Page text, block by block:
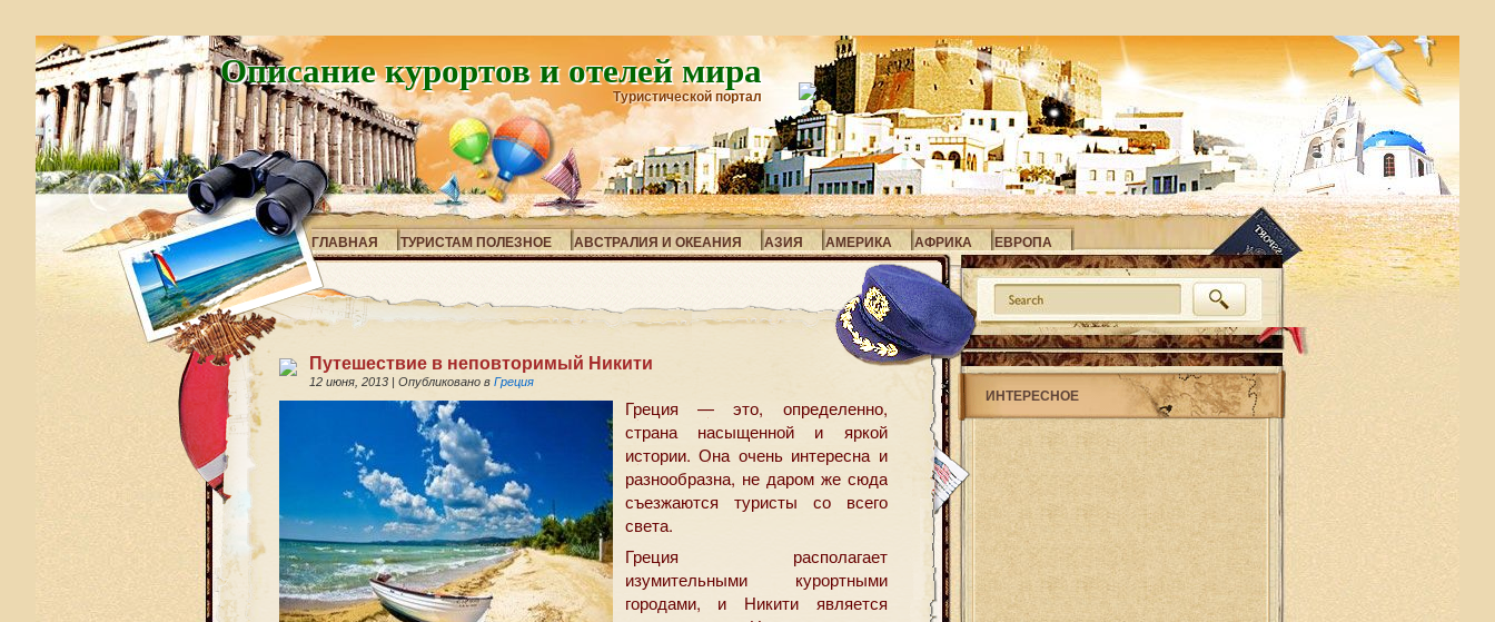
Описание курортов и отелей мира
Туристической портал
ГЛАВНАЯ ТУРИСТАМ ПОЛЕЗНОЕ АВСТРАЛИЯ И ОКЕАНИЯ АЗИЯ АМЕРИКА АФРИКА ЕВРОПА
Путешествие в неповторимый Никити
12 июня, 2013 | Опубликовано в Греция
Греция — это, определенно,
страна насыщенной и яркой
истории. Она очень интересна и
разнообразна, не даром же сюда
съезжаются туристы со всего
света.
Греция располагает
изумительными курортными
городами, и Никити является
ИНТЕРЕСНОЕ